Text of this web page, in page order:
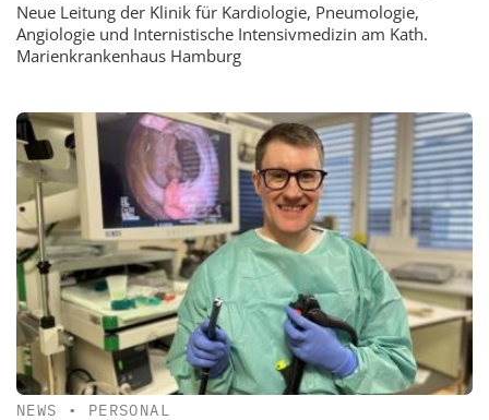
Neue Leitung der Klinik für Kardiologie, Pneumologie,
Angiologie und Internistische Intensivmedizin am Kath.
Marienkrankenhaus Hamburg
NEWS • PERSONAL